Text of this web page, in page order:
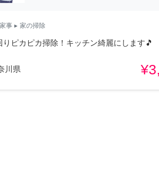
家事 ▸ 家の掃除
りピカピカ掃除！キッチン綺麗にします🎵
川県